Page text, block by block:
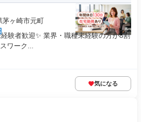
茅ヶ崎市元町
験者歓迎✨ 業界・職種未経験の方が8割
ワーク...
気になる